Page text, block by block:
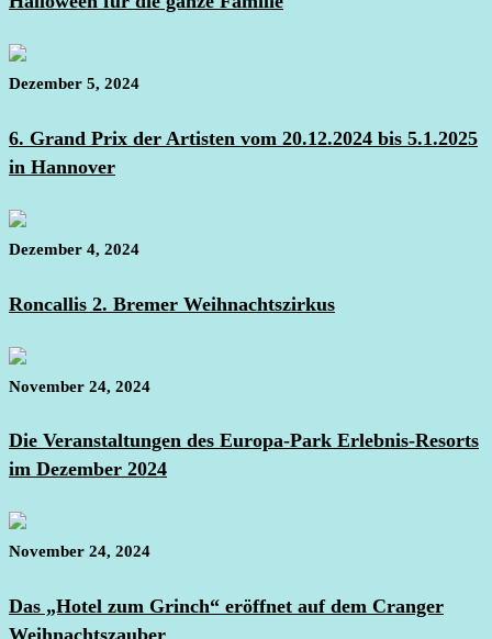
Dezember 5, 2024
6. Grand Prix der Artisten vom 20.12.2024 bis 5.1.2025
in Hannover
Dezember 4, 2024
Roncallis 2. Bremer Weihnachtszirkus
November 24, 2024
Die Veranstaltungen des Europa-Park Erlebnis-Resorts
im Dezember 2024
November 24, 2024
Das „Hotel zum Grinch“ eröffnet auf dem Cranger